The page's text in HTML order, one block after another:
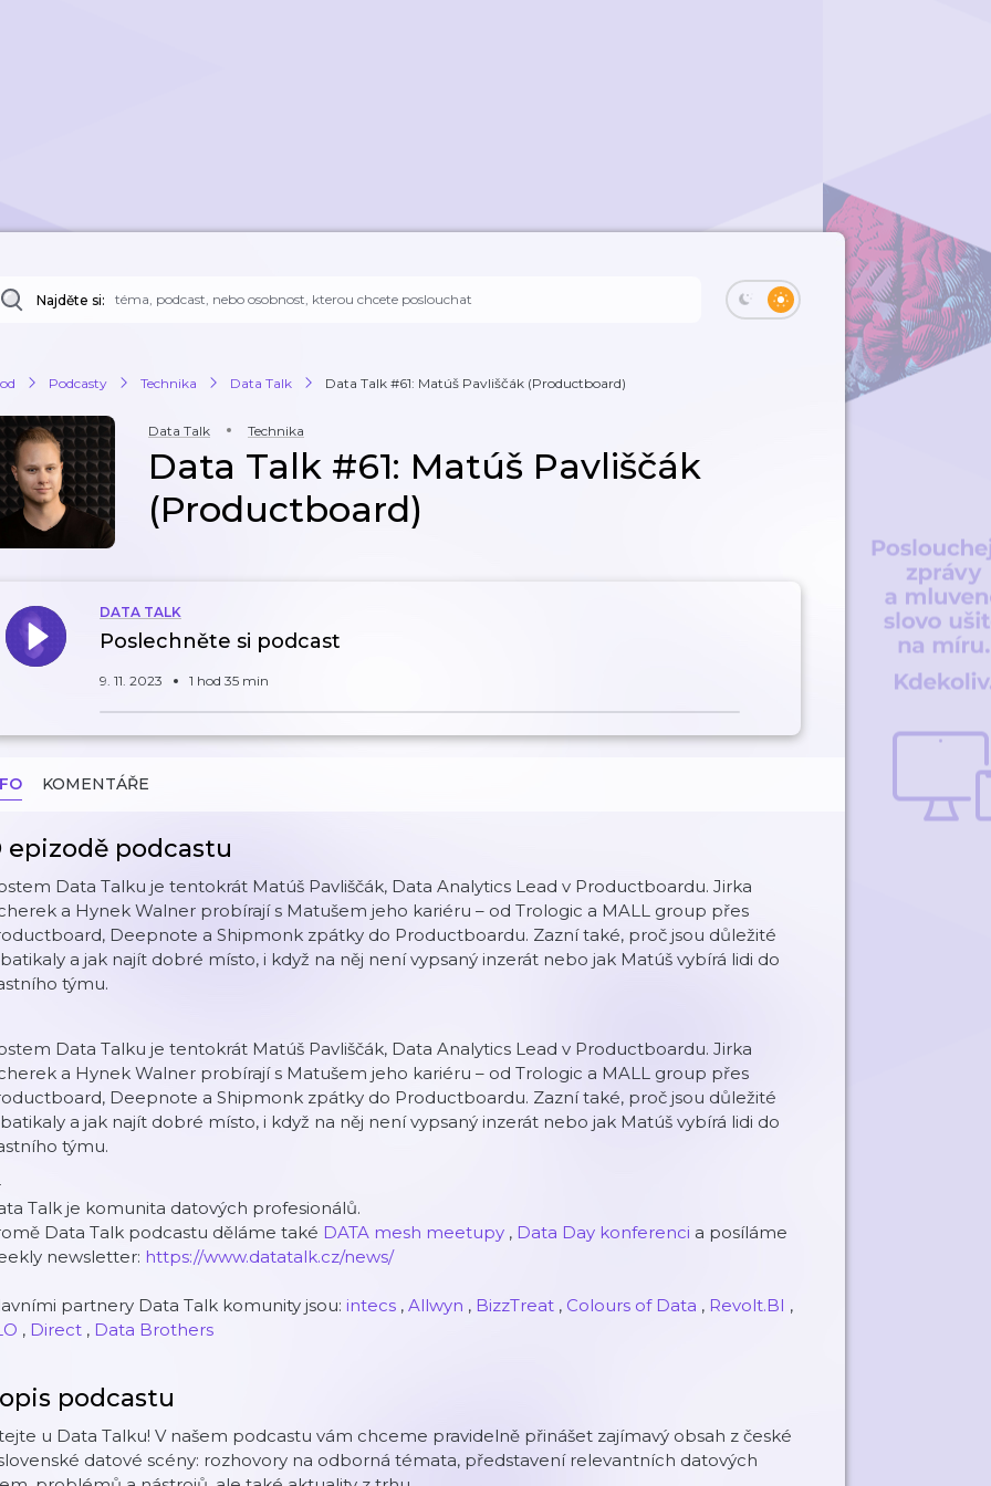
Najděte si:
Podcasty Technika Data Talk Data Talk #61: Matúš Pavliščák (Productboard)
Data Talk Technika
Data Talk #61: Matúš Pavliščák
(Productboard)
DATA TALK
Poslechněte si podcast
9. 11. 2023 1 hod 35 min
KOMENTÁŘE
epizodě podcastu
Data Talku je tentokrát Matúš Pavliščák, Data Analytics Lead v Productboardu. Jirka
a Hynek Walner probírají s Matušem jeho kariéru – od Trologic a MALL group přes
Deepnote a Shipmonk zpátky do Productboardu. Zazní také, proč jsou důležité
a jak najít dobré místo, i když na něj není vypsaný inzerát nebo jak Matúš vybírá lidi do
týmu.
Data Talku je tentokrát Matúš Pavliščák, Data Analytics Lead v Productboardu. Jirka
a Hynek Walner probírají s Matušem jeho kariéru – od Trologic a MALL group přes
Deepnote a Shipmonk zpátky do Productboardu. Zazní také, proč jsou důležité
a jak najít dobré místo, i když na něj není vypsaný inzerát nebo jak Matúš vybírá lidi do
týmu.
Talk je komunita datových profesionálů.
Data Talk podcastu děláme také DATA mesh meetupy , Data Day konferenci a posíláme
newsletter: https://www.datatalk.cz/news/
partnery Data Talk komunity jsou: intecs , Allwyn , BizzTreat , Colours of Data , Revolt.BI ,
, Direct , Data Brothers
podcastu
u Data Talku! V našem podcastu vám chceme pravidelně přinášet zajímavý obsah z české
datové scény: rozhovory na odborná témata, představení relevantních datových